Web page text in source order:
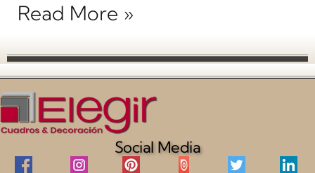
Read More »
Social Media